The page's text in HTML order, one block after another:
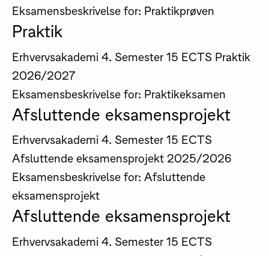
Eksamensbeskrivelse for: Praktikprøven
Praktik
Erhvervsakademi 4. Semester 15 ECTS Praktik
2026/2027
Eksamensbeskrivelse for: Praktikeksamen
Afsluttende eksamensprojekt
Erhvervsakademi 4. Semester 15 ECTS
Afsluttende eksamensprojekt 2025/2026
Eksamensbeskrivelse for: Afsluttende
eksamensprojekt
Afsluttende eksamensprojekt
Erhvervsakademi 4. Semester 15 ECTS